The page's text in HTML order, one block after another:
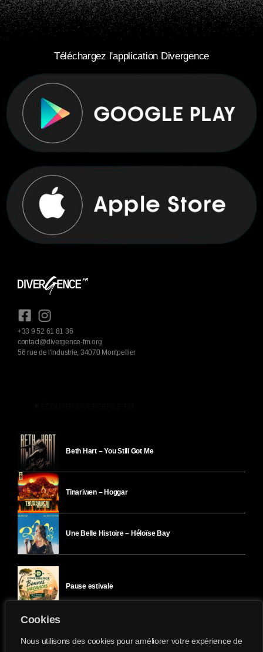
Cookies
Nous utilisons des cookies pour améliorer votre expérience de
Téléchargez l'application Divergence
+33 9 52 61 81 36
contact@divergence-fm.org
56 rue de l'industrie, 34070 Montpellier
Beth Hart – You Still Got Me
Tinariwen – Hoggar
Une Belle Histoire – Héloïse Bay
Pause estivale